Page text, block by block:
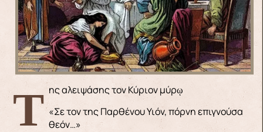
Της αλειψάσης τον Κύριον μύρῳ
«Σε τον της Παρθένου Υιόν, πόρνη επιγνούσα
θεόν…»